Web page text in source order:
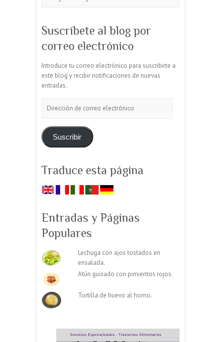
Suscríbete al blog por
correo electrónico
Introduce tu correo electrónico para suscribirte a
este blog y recibir notificaciones de nuevas
entradas.
de
electrónico
Suscribir
Traduce esta página
Entradas y Páginas
Populares
Lechuga con ajos tostados en
ensalada.
Atún guisado con pimientos rojos.
Tortilla de huevo al horno.